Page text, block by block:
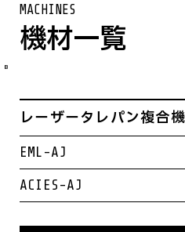
B
MACHINES
機材一覧
レーザータレパン複合機
EML-AJ
ACIES-AJ